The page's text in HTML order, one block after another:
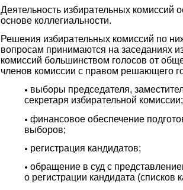
Деятельность избирательных комиссий
основе коллегиальности.
Решения избирательных комиссий по
вопросам принимаются на заседаниях
комиссий большинством голосов от
членов комиссии с правом решающего
выборы председателя,
секретаря избирательной комиссии;
финансовое обеспечение
выборов;
регистрация кандидатов;
обращение в суд с
о регистрации кандидата (списков